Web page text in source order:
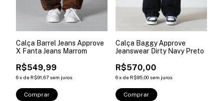
Calça Barrel Jeans Approve
X Fanta Jeans Marrom
R$549,99
6x de R$91,67 sem juros
Comprar
Calça Baggy Approve
Jeanswear Dirty Navy Preto
R$570,00
6x de R$95,00 sem juros
Comprar